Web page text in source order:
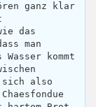
ganz klar
das
man
kommt
sich also